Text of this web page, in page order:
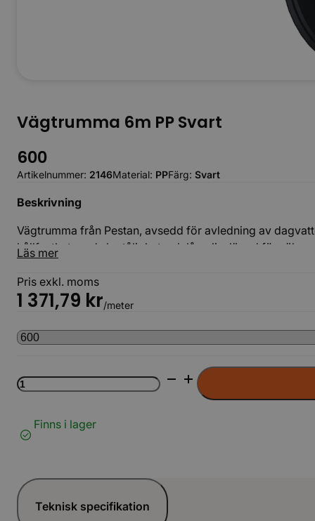
Vägtrumma 6m PP Svart
600
Artikelnummer: 2146Material: PPFärg: Svart
Beskrivning
Vägtrumma från Pestan, avsedd för avledning av
hållfasthet, god slagtålighet och lång livslängd för säker
Läs mer
Pris exkl. moms
1 371,79 kr/meter
Vägtrumma
6m
mängdFinns i lager
Teknisk specifikation